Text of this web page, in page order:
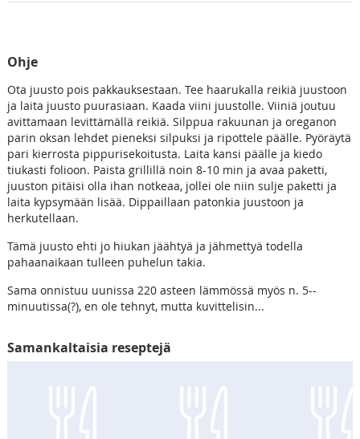
Ohje
Ota juusto pois pakkauksestaan. Tee haarukalla reikiä juustoon
ja laita juusto puurasiaan. Kaada viini juustolle. Viiniä joutuu
avittamaan levittämällä reikiä. Silppua rakuunan ja oreganon
parin oksan lehdet pieneksi silpuksi ja ripottele päälle. Pyöräytä
pari kierrosta pippurisekoitusta. Laita kansi päälle ja kiedo
tiukasti folioon. Paista grillillä noin 8-10 min ja avaa paketti,
juuston pitäisi olla ihan notkeaa, jollei ole niin sulje paketti ja
laita kypsymään lisää. Dippaillaan patonkia juustoon ja
herkutellaan.
Tämä juusto ehti jo hiukan jäähtyä ja jähmettyä todella
pahaanaikaan tulleen puhelun takia.
Sama onnistuu uunissa 220 asteen lämmössä myös n. 5--
minuutissa(?), en ole tehnyt, mutta kuvittelisin...
Samankaltaisia reseptejä